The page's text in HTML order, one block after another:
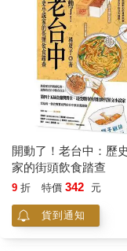
會餓死的！」小龍吵
們巴掌，抓我們的頭
去打一整夜的保齡球
一一打電話到同學家
們還照樣吵架。
落魄的英雄喜怒無常
開車載我們到市區吃
幾個小時找路回家。
電腦給你們」，嘔氣
驚慌尖叫對他求饒。
我們懂得應該怎麼表
平交道鐵軌中央我們
台，鞋尖跟著平交道
捺不住踩下油門，破
開動了！老台中：歷
家的街頭飲食踏查
9 折 特價 342 元
貨到通知